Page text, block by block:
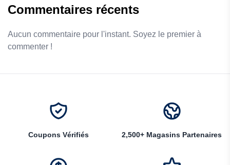
Commentaires récents
Aucun commentaire pour l'instant. Soyez le premier à
commenter !
Coupons Vérifiés 2,500+ Magasins Partenaires